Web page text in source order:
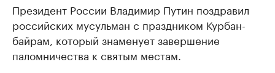
Президент России Владимир Путин поздравил
российских мусульман с праздником Курбан-
байрам, который знаменует завершение
паломничества к святым местам.